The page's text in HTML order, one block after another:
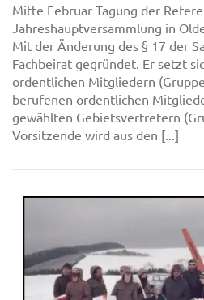
Mitte Februar Tagung der
Jahreshauptversammlung in
Mit der Änderung des § 17 der
Fachbeirat gegründet. Er setzt
ordentlichen Mitgliedern
berufenen ordentlichen
gewählten Gebietsvertretern
Vorsitzende wird aus den [...]